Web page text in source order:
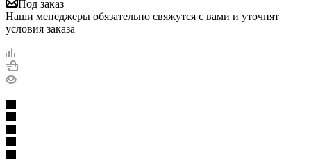
Под заказ
Наши менеджеры обязательно свяжутся с вами и уточнят
условия заказа